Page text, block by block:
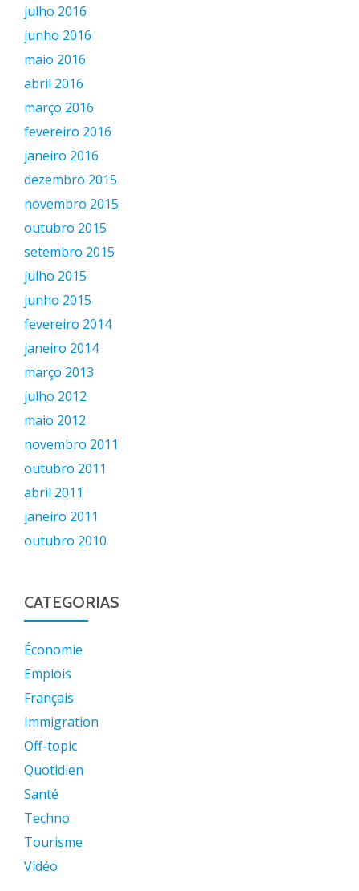
julho 2016
junho 2016
maio 2016
abril 2016
março 2016
fevereiro 2016
janeiro 2016
dezembro 2015
novembro 2015
outubro 2015
setembro 2015
julho 2015
junho 2015
fevereiro 2014
janeiro 2014
março 2013
julho 2012
maio 2012
novembro 2011
outubro 2011
abril 2011
janeiro 2011
outubro 2010
CATEGORIAS
Économie
Emplois
Français
Immigration
Off-topic
Quotidien
Santé
Techno
Tourisme
Vidéo